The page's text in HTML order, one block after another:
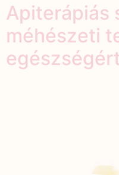
Apiterápiás
méhészeti
egészségért